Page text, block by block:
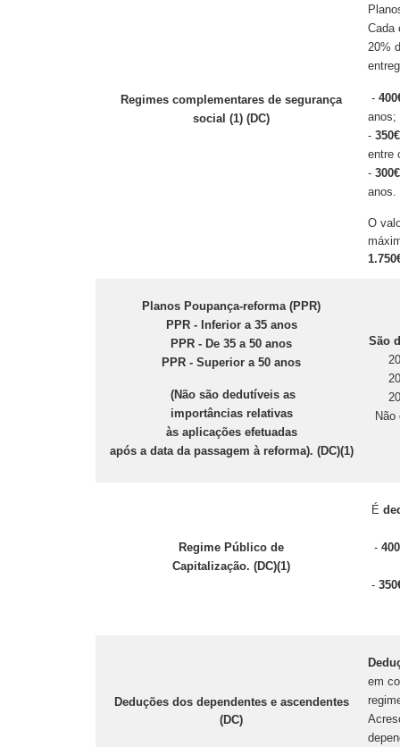
Regimes complementares de segurança
social (1) (DC)
Cada
20%
-
anos;
- 350€
entre
- 300€
anos.
O
Planos Poupança-reforma (PPR)
PPR - Inferior a 35 anos
PPR - De 35 a 50 anos
PPR - Superior a 50 anos
(Não são dedutíveis as
importâncias relativas
às aplicações efetuadas
após a data da passagem à reforma). (DC)(1)
São
Regime Público de
Capitalização. (DC)(1)
É
-
-
Deduções dos dependentes e ascendentes
(DC)
em